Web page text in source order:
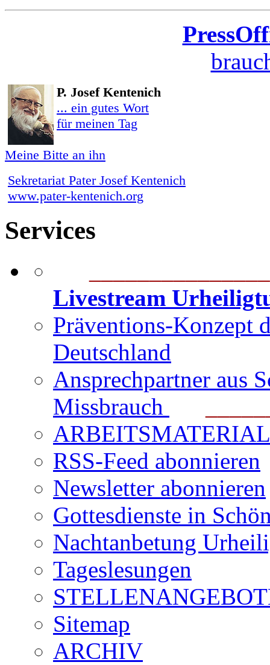
P. Josef Kentenich
... ein gutes Wort
für meinen Tag
Meine Bitte an ihn
Sekretariat Pater Josef Kentenich
www.pater-kentenich.org
Services
Livestream
Präventions-Konzept
Deutschland
Ansprechpartner aus
Missbrauch
ARBEITSMATERIAL
RSS-Feed abonnieren
Newsletter abonnieren
Gottesdienste in
Nachtanbetung
Tageslesungen
Sitemap
ARCHIV